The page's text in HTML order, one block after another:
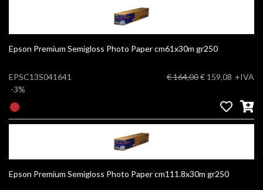
Epson Premium Semigloss Photo Paper cm61x30m gr250
EPSC13S041641
-3%
€ 164,00€ 159,08 +IVA
Epson Premium Semigloss Photo Paper cm111.8x30m gr250